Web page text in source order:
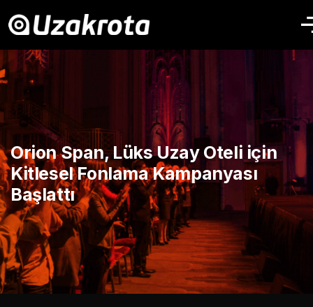
Orion Span, Lüks Uzay Oteli için
Kitlesel Fonlama Kampanyası
Başlattı